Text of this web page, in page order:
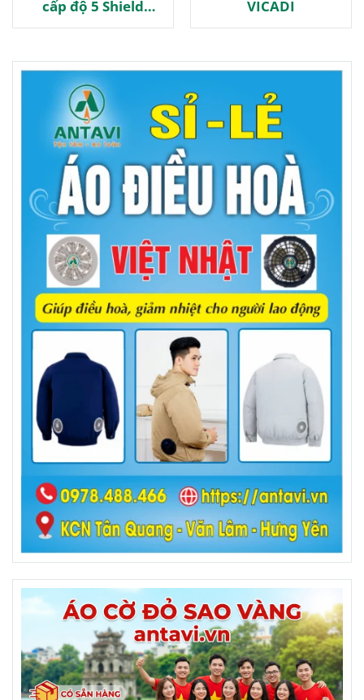
cấp độ 5 Shield
Jogger
VICADI